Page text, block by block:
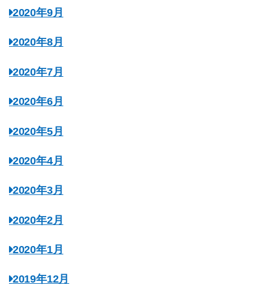
2020年9月
2020年8月
2020年7月
2020年6月
2020年5月
2020年4月
2020年3月
2020年2月
2020年1月
2019年12月